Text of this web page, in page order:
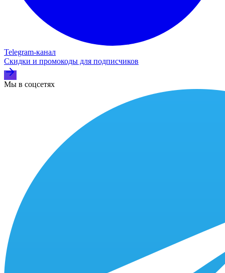
Telegram‑канал
Скидки и промокоды для подписчиков
Мы в соцсетях